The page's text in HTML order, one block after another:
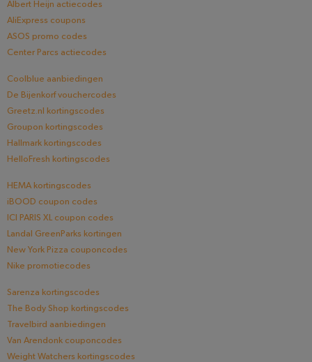
Albert Heijn actiecodes
AliExpress coupons
ASOS promo codes
Center Parcs actiecodes
Coolblue aanbiedingen
De Bijenkorf vouchercodes
Greetz.nl kortingscodes
Groupon kortingscodes
Hallmark kortingscodes
HelloFresh kortingscodes
HEMA kortingscodes
iBOOD coupon codes
ICI PARIS XL coupon codes
Landal GreenParks kortingen
New York Pizza couponcodes
Nike promotiecodes
Sarenza kortingscodes
The Body Shop kortingscodes
Travelbird aanbiedingen
Van Arendonk couponcodes
Weight Watchers kortingscodes